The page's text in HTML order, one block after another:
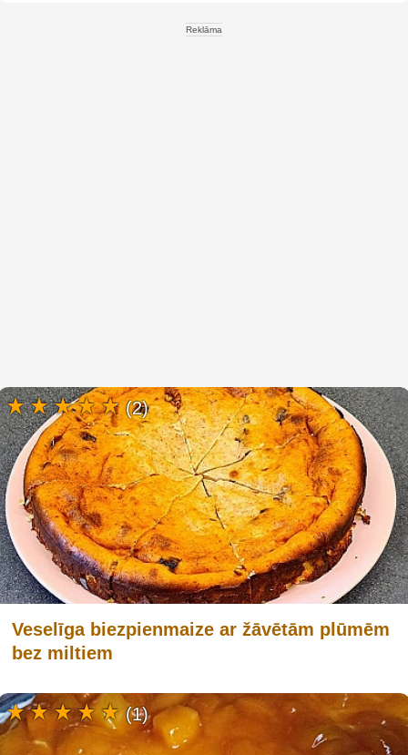
Reklāma
Veselīga biezpienmaize ar žāvētām plūmēm
bez miltiem
(2)
(1)